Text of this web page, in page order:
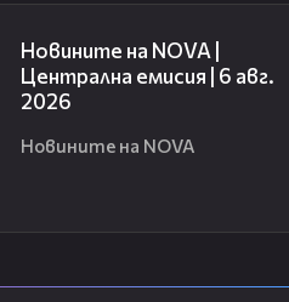
Новините на NOVA |
Централна емисия | 6 авг.
2026
Новините на NOVA